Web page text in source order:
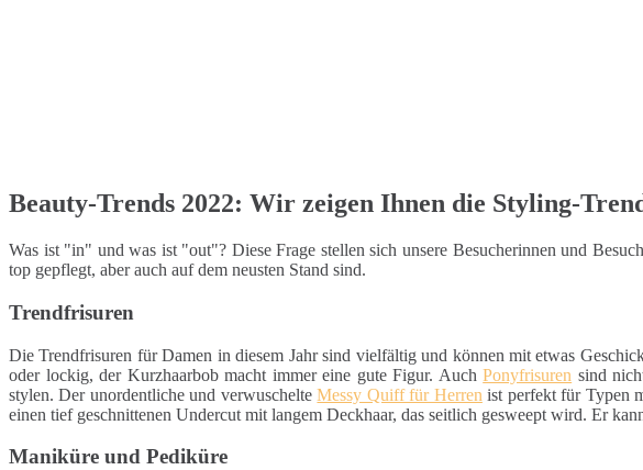
Beauty-Trends 2022: Wir zeigen Ihnen die Styling-
Was ist "in" und was ist "out"? Diese Frage stellen sich unsere Besucherinnen und
top gepflegt, aber auch auf dem neusten Stand sind.
Trendfrisuren
Die Trendfrisuren für Damen in diesem Jahr sind vielfältig und können mit etwas
oder lockig, der Kurzhaarbob macht immer eine gute Figur. AuchPonyfrisuren sind
stylen. Der unordentliche und verwuschelteMessy Quiff für Herren ist perfekt für Typen
einen tief geschnittenen Undercut mit langem Deckhaar, das seitlich gesweept wird. Er
Maniküre und Pediküre